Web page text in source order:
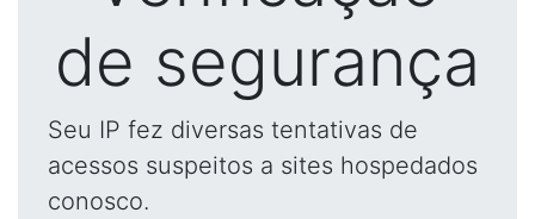
de segurança
Seu IP fez diversas tentativas de
acessos suspeitos a sites hospedados
conosco.